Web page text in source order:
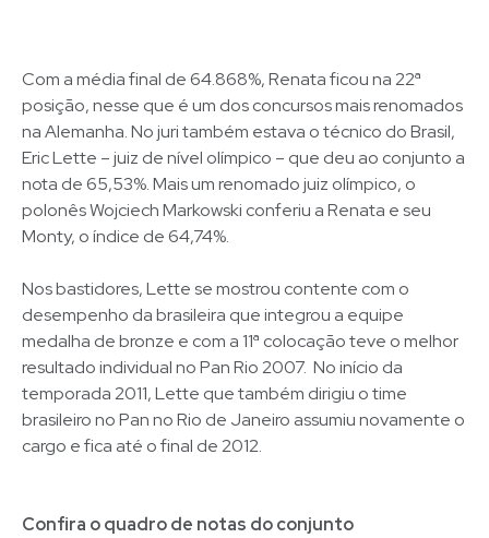
Com a média final de 64.868%, Renata ficou na 22ª
posição, nesse que é um dos concursos mais renomados
na Alemanha. No juri também estava o técnico do Brasil,
Eric Lette – juiz de nível olímpico – que deu ao conjunto a
nota de 65,53%. Mais um renomado juiz olímpico, o
polonês Wojciech Markowski conferiu a Renata e seu
Monty, o índice de 64,74%.
Nos bastidores, Lette se mostrou contente com o
desempenho da brasileira que integrou a equipe
medalha de bronze e com a 11ª colocação teve o melhor
resultado individual no Pan Rio 2007. No início da
temporada 2011, Lette que também dirigiu o time
brasileiro no Pan no Rio de Janeiro assumiu novamente o
cargo e fica até o final de 2012.
Confira o quadro de notas do conjunto